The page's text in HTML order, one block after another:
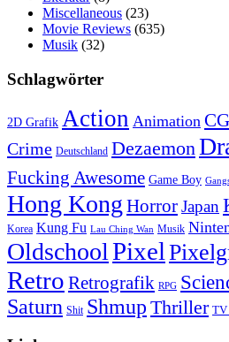
Miscellaneous (23)
Movie Reviews (635)
Musik (32)
Schlagwörter
2D Grafik Action Animation
Crime Deutschland Dezaemon
Fucking Awesome Game Boy
Hong Kong HorrorJapan
Korea Kung Fu Lau Ching Wan Musik
OldschoolPixel
Retro Retrografik RPG
Saturn Shit Shmup Thriller TV